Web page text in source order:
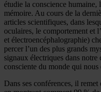
étudie la conscience humaine,
mémoire. Au cours de la
articles scientifiques, dans
oculaires, le comportement et
et électroencéphalographie)
percer l’un des plus grands
signaux électriques dans
consciente du monde qui nous
Dans ses conférences, il